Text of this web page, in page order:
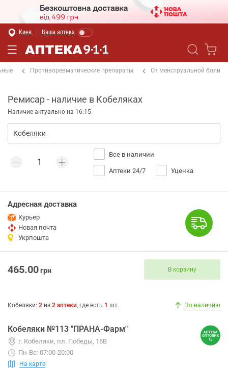
Киев Ваша аптека
Противоревматические препараты От менструальной боли
Ремисар - наличие в Кобеляках
Наличие актуально на 16:15
Все в наличии
Аптеки 24/7 Уценка
Адресная доставка
Курьер
Новая почта
Укрпошта
465.00грн В корзину
Кобеляки: 2 из 2 аптеки, где есть 1 шт. По наличию
Кобеляки №113 "ПРАНА-Фарм"
г. Кобеляки, пл. Победы, 16В
Пн-Вс: 07:00-20:00
На карте